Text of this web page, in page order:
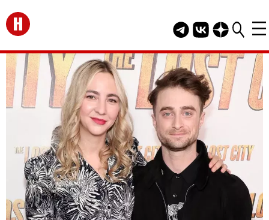
Перейти на главную
Telegram канал
Группа HELLO
Канал